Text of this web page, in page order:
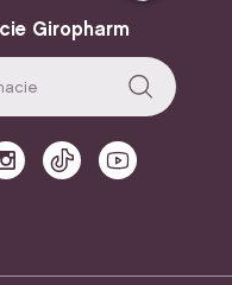
Giropharm